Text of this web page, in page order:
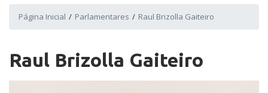
Página Inicial Parlamentares Raul Brizolla Gaiteiro
Raul Brizolla Gaiteiro